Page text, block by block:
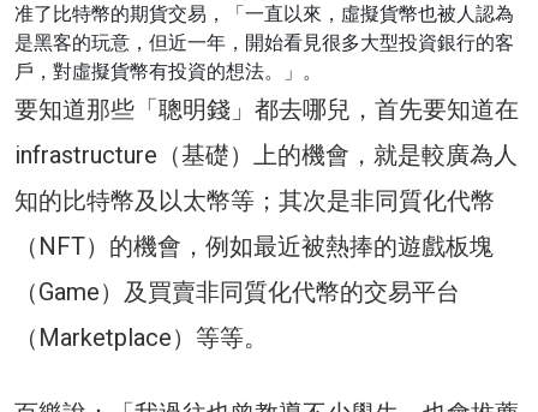
准了比特幣的期貨交易，「一直以來，虛擬貨幣也被人認為
是黑客的玩意，但近一年，開始看見很多大型投資銀行的客
戶，對虛擬貨幣有投資的想法。」。
要知道那些「聰明錢」都去哪兒，首先要知道在
infrastructure（基礎）上的機會，就是較廣為人
知的比特幣及以太幣等；其次是非同質化代幣
（NFT）的機會，例如最近被熱捧的遊戲板塊
（Game）及買賣非同質化代幣的交易平台
（Marketplace）等等。